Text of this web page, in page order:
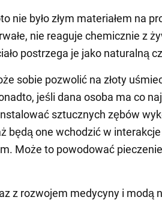
nie było złym materiałem na
nie reaguje chemicznie z
postrzega je jako naturalną
sobie pozwolić na złoty
jeśli dana osoba ma co
sztucznych zębów
będą one wchodzić w
Może to powodować
z rozwojem medycyny i modą